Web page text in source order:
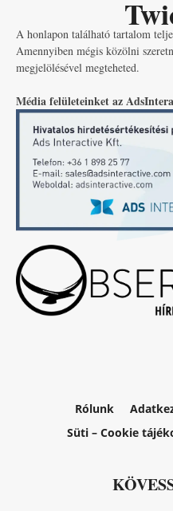
A honlapon található tartalom
Amennyiben mégis közölni
megjelölésével megteheted.
Média felületeinket az
Rólunk
Süti – Cookie